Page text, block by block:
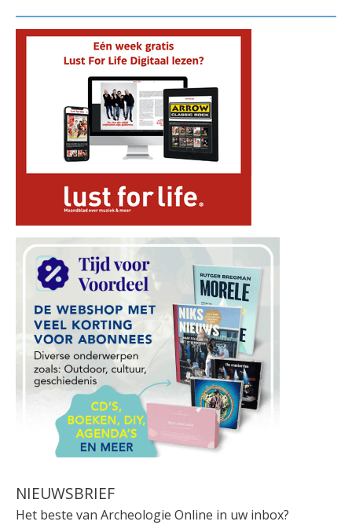
NIEUWSBRIEF
Het beste van Archeologie Online in uw inbox?